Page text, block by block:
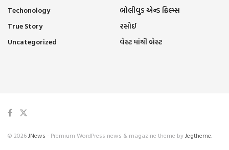
Techonology
True Story
Uncategorized
બોલીવુડ એન્ડ ફિલ્મ્સ
રસોઈ
વેસ્ટ માંથી બેસ્ટ
© 2026JNews - Premium WordPress news & magazine theme byJegtheme.